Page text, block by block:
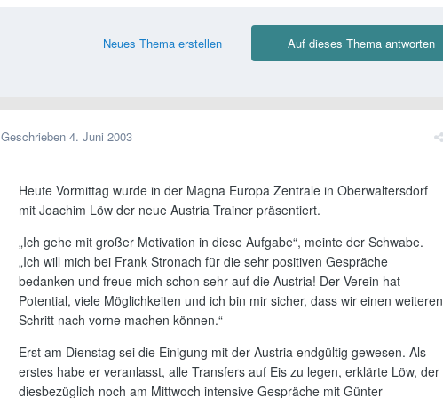
Auf dieses Thema antworten
Neues Thema erstellen
Geschrieben 4. Juni 2003
Heute Vormittag wurde in der Magna Europa Zentrale in Oberwaltersdorf
mit Joachim Löw der neue Austria Trainer präsentiert.
„Ich gehe mit großer Motivation in diese Aufgabe“, meinte der Schwabe.
„Ich will mich bei Frank Stronach für die sehr positiven Gespräche
bedanken und freue mich schon sehr auf die Austria! Der Verein hat
Potential, viele Möglichkeiten und ich bin mir sicher, dass wir einen weiteren
Schritt nach vorne machen können.“
Erst am Dienstag sei die Einigung mit der Austria endgültig gewesen. Als
erstes habe er veranlasst, alle Transfers auf Eis zu legen, erklärte Löw, der
diesbezüglich noch am Mittwoch intensive Gespräche mit Günter